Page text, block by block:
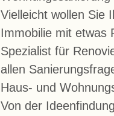
Vielleicht wollen Sie
Immobilie mit etwas
Spezialist für
allen
Haus- und
Von der